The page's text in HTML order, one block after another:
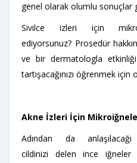
genel olarak olumlu sonuçlar
Sivilce izleri için
ediyorsunuz? Prosedür
ve bir dermatologla
tartışacağınızı öğrenmek
Akne İzleri İçin
Adından da
cildinizi delen ince iğneler